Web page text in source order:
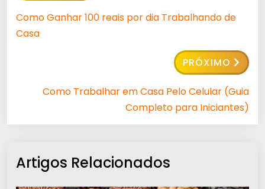
Como Ganhar 100 reais por dia Trabalhando de
Casa
PRÓXIMO
Como Trabalhar em Casa Pelo Celular (Guia
Completo para Iniciantes)
Artigos Relacionados